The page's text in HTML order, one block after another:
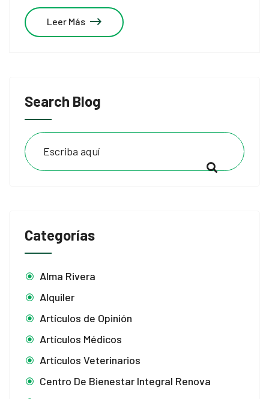
Search Blog
Categorías
Alma Rivera
Alquiler
Artículos de Opinión
Artículos Médicos
Artículos Veterinarios
Centro De Bienestar Integral Renova
Leer Más